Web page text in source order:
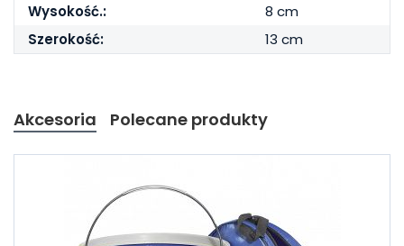
Wysokość.:
8 cm
Szerokość:
13 cm
Akcesoria Polecane produkty